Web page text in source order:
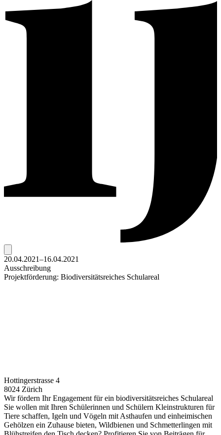
20.04.2021–16.04.2021
Ausschreibung
Projektförderung: Biodiversitätsreiches Schulareal
Hottingerstrasse 4
8024 Zürich
Wir fördern Ihr Engagement für ein biodiversitätsreiches Schulareal
Sie wollen mit Ihren Schülerinnen und Schülern Kleinstrukturen für
Tiere schaffen, Igeln und Vögeln mit Asthaufen und einheimischen
Gehölzen ein Zuhause bieten, Wildbienen und Schmetterlingen mit